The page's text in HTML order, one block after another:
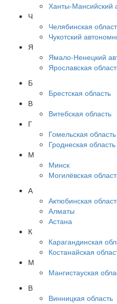
Ханты-Мансийский
Ч
Челябинская
Чукотский
Я
Ямало-Ненецкий
Ярославская
Б
Брестская область
В
Витебская область
Г
Гомельская область
Гроднеская область
М
Минск
Могилёвская
А
Актюбинская
Алматы
Астана
К
Карагандинская
Костанайская
М
Мангистауская
В
Винницкая область